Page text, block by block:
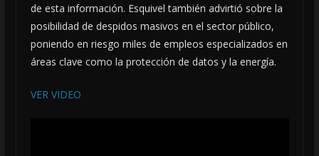
de esta información. Esquivel también advirtió sobre la
posibilidad de despidos masivos en el sector público,
poniendo en riesgo miles de empleos especializados en
áreas clave como la protección de datos y la energía.
VER VIDEO